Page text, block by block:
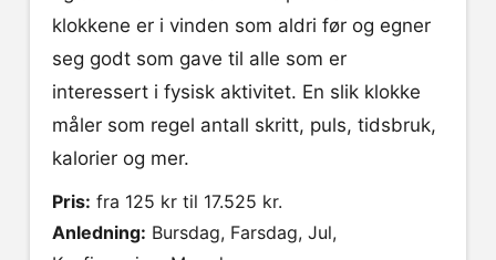
klokkene er i vinden som aldri før og egner
seg godt som gave til alle som er
interessert i fysisk aktivitet. En slik klokke
måler som regel antall skritt, puls, tidsbruk,
kalorier og mer.
Pris: fra 125 kr til 17.525 kr.
Anledning: Bursdag, Farsdag, Jul,